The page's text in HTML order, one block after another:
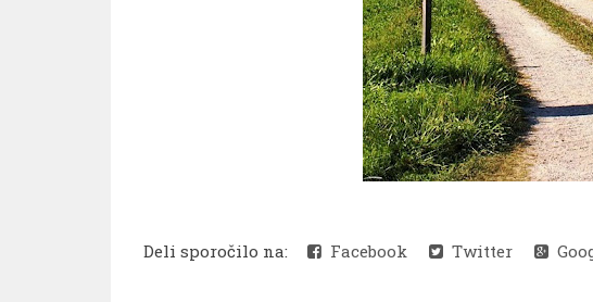
Deli sporočilo na: Facebook Twitter